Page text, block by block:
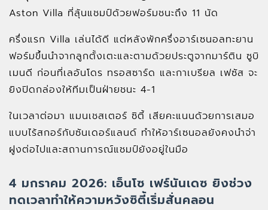
Aston Villa ที่ลุ้นแชมป์ด้วยฟอร์มชนะถึง 11 นัด
ครึ่งแรก Villa เล่นได้ดี แต่หลังพักครึ่งอาร์เซนอลทะยาน
ฟอร์มขึ้นนำจากลูกตั้งเตะและตามด้วยประตูจากมาร์ติน ซูบิ
เมนดี ก่อนที่เลอันโดร ทรอสซาร์ด และกาเบรียล เฟซัส จะ
ยิงปิดกล่องให้ทีมเป็นฝ่ายชนะ 4-1
ในเวลาต่อมา แมนเชสเตอร์ ซิตี้ เสียคะแนนด้วยการเสมอ
แบบไร้สกอร์กับซันเดอร์แลนด์ ทำให้อาร์เซนอลยังคงนำจ่า
ฝูงต่อไปและสถานการณ์แชมป์ยังอยู่ในมือ
4 มกราคม 2026: เอ็นโซ เฟร์นันเดซ ยิงช่วง
ทดเวลาทำให้ความหวังซิตี้เริ่มสั่นคลอน